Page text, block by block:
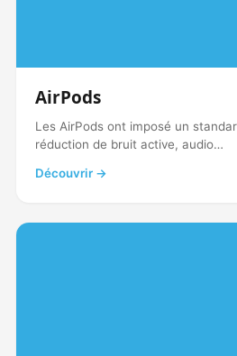
AirPods
Les AirPods ont imposé un
réduction de bruit active, audio…
Découvrir →